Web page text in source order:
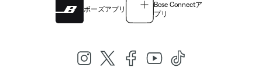
ボーズアプリ
Bose Connectア
プリ